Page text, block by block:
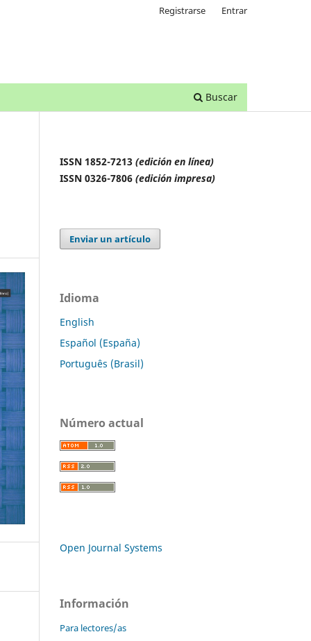
Buscar
Registrarse Entrar
ISSN 1852-7213 (edición en línea)
ISSN 0326-7806 (edición impresa)
Enviar un artículo
Idioma
English
Español (España)
Português (Brasil)
Número actual
Open Journal Systems
Información
Para lectores/as